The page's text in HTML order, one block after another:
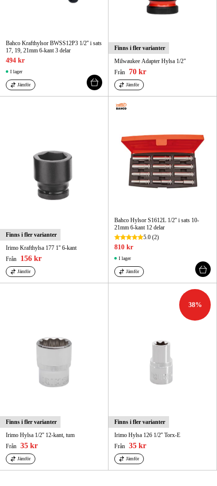
Bahco Krafthylsor BWSS12P3 1/2'' i sats
17, 19, 21mm 6-kant 3 delar
494 kr
I lager
Jämför
Finns i fler varianter
Milwaukee Adapter Hylsa 1/2"
Från
70 kr
Jämför
Finns i fler varianter
Irimo Krafthylsa 177 1'' 6-kant
Från
156 kr
Jämför
Bahco Hylsor S1612L 1/2'' i sats 10-
21mm 6-kant 12 delar
5.0 (2)
810 kr
I lager
Jämför
Finns i fler varianter
Irimo Hylsa 1/2'' 12-kant, tum
Från 35 kr
Jämför
38%
Finns i fler varianter
Irimo Hylsa 126 1/2'' Torx-E
Från 35 kr
Jämför